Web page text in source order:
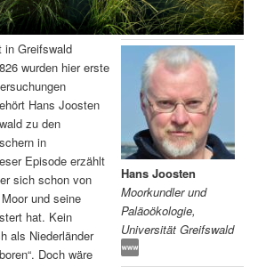
Hans Joosten
Moorkundler und
Paläoökologie,
Universität Greifswald
in Greifswald
wurden hier erste
Hans Joosten
zu den
in
Episode erzählt
sich schon von
und seine
hat. Kein
als Niederländer
Doch wäre